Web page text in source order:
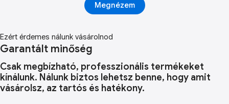
Megnézem
Ezért érdemes nálunk vásárolnod
Garantált minőség
Csak megbízható, professzionális termékeket
kínálunk. Nálunk biztos lehetsz benne, hogy amit
vásárolsz, az tartós és hatékony.